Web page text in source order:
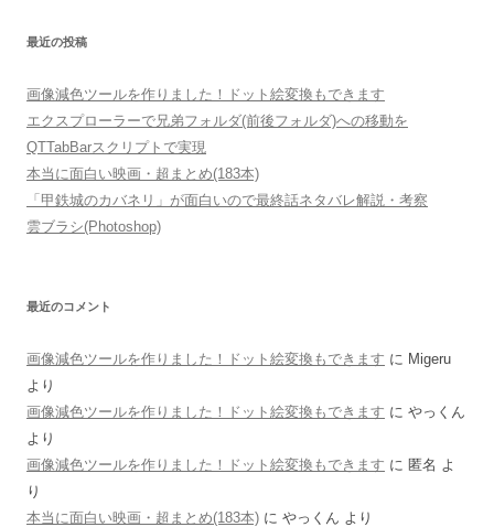
最近の投稿
画像減色ツールを作りました！ドット絵変換もできます
エクスプローラーで兄弟フォルダ(前後フォルダ)への移動を
QTTabBarスクリプトで実現
本当に面白い映画・超まとめ(183本)
「甲鉄城のカバネリ」が面白いので最終話ネタバレ解説・考察
雲ブラシ(Photoshop)
最近のコメント
画像減色ツールを作りました！ドット絵変換もできます に Migeru
より
画像減色ツールを作りました！ドット絵変換もできます に やっくん
より
画像減色ツールを作りました！ドット絵変換もできます に 匿名 よ
り
本当に面白い映画・超まとめ(183本) に やっくん より